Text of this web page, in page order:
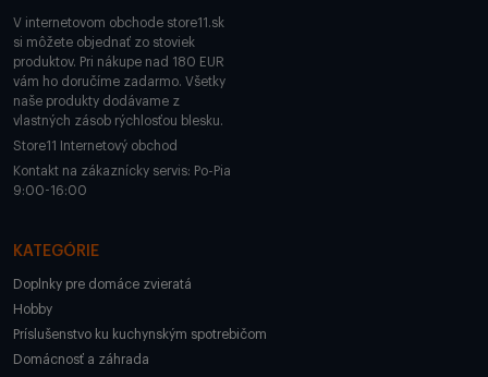
V internetovom obchode store11.sk
si môžete objednať zo stoviek
produktov. Pri nákupe nad 180 EUR
vám ho doručíme zadarmo. Všetky
naše produkty dodávame z
vlastných zásob rýchlosťou blesku.
Store11 Internetový obchod
Kontakt na zákaznícky servis: Po-Pia
9:00-16:00
KATEGÓRIE
Doplnky pre domáce zvieratá
Hobby
Príslušenstvo ku kuchynským spotrebičom
Domácnosť a záhrada